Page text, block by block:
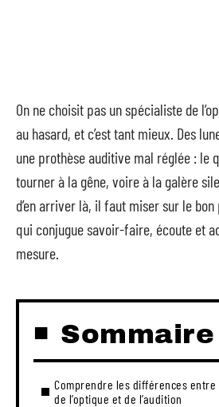
On ne choisit pas un spécialiste de
au hasard, et c’est tant mieux. Des
une prothèse auditive mal réglée : le
tourner à la gêne, voire à la galère
d’en arriver là, il faut miser sur le
qui conjugue savoir-faire, écoute et
mesure.
Sommaire
Comprendre les différences
de l’optique et de l’audition